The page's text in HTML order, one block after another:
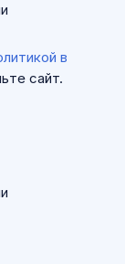
в
сайт.